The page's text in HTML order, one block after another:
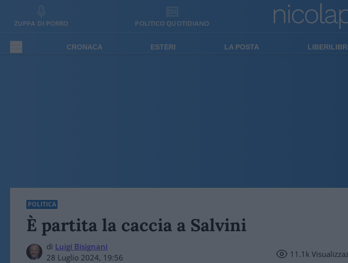
ZUPPA DI PORRO POLITICO QUOTIDIANO
CRONACA ESTERI LA POSTA
POLITICA
È partita la caccia a Salvini
di Luigi Bisignani
28 Luglio 2024, 19:56
11.1k